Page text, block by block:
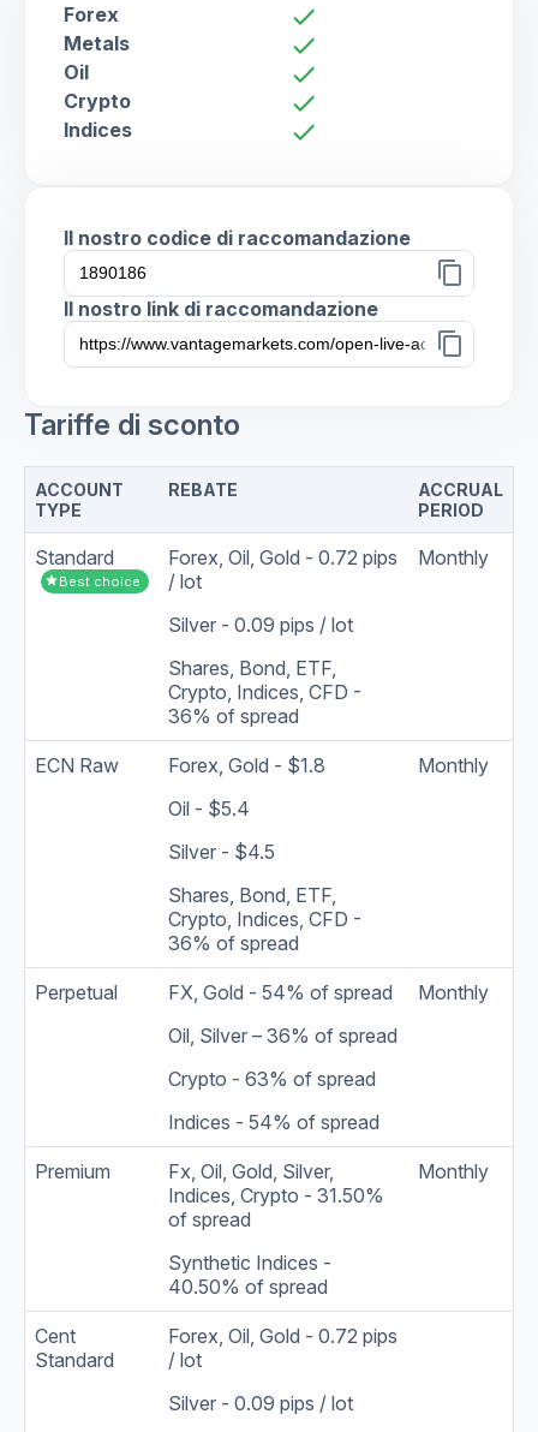
Forex check
Metals check
Oil check
Crypto check
Indices check
Il nostro codice di raccomandazione
content_copy
Il nostro link di raccomandazione
content_copy
Tariffe di sconto
ACCOUNT
TYPE
REBATE
ACCRUAL
PERIOD
Standard
starBest choice
Forex, Oil, Gold - 0.72 pips
/ lot
Silver - 0.09 pips / lot
Shares, Bond, ETF,
Crypto, Indices, CFD -
36% of spread
Monthly
ECN Raw
Forex, Gold - $1.8
Oil - $5.4
Silver - $4.5
Shares, Bond, ETF,
Crypto, Indices, CFD -
36% of spread
Monthly
Perpetual
FX, Gold - 54% of spread
Oil, Silver – 36% of spread
Crypto - 63% of spread
Indices - 54% of spread
Monthly
Premium
Fx, Oil, Gold, Silver,
Indices, Crypto - 31.50%
of spread
Synthetic Indices -
40.50% of spread
Monthly
Cent
Standard
Forex, Oil, Gold - 0.72 pips
/ lot
Silver - 0.09 pips / lot